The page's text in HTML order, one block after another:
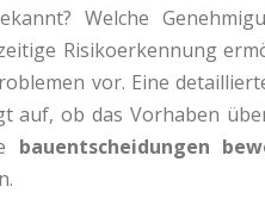
Welche
Risikoerkennung
vor. Eine
auf, ob das Vorhaben
bauentscheidungen